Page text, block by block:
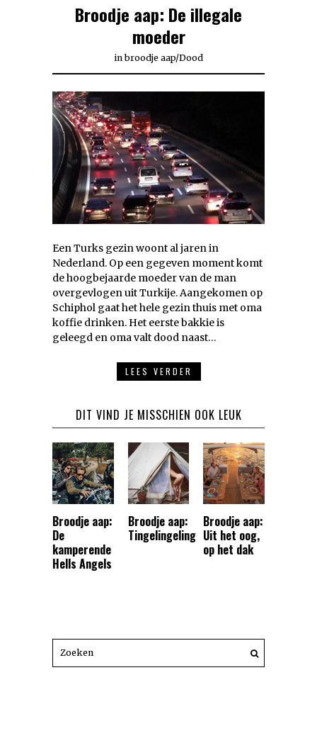
Broodje aap: De illegale
moeder
in broodje aap/Dood
Een Turks gezin woont al jaren in
Nederland. Op een gegeven moment komt
de hoogbejaarde moeder van de man
overgevlogen uit Turkije. Aangekomen op
Schiphol gaat het hele gezin thuis met oma
koffie drinken. Het eerste bakkie is
geleegd en oma valt dood naast…
LEES VERDER
DIT VIND JE MISSCHIEN OOK LEUK
Broodje aap:
De
kamperende
Hells Angels
Broodje aap:
Tingelingeling
Broodje aap:
Uit het oog,
op het dak